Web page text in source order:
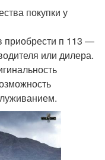
покупки у
приобрести п 113 —
или дилера.